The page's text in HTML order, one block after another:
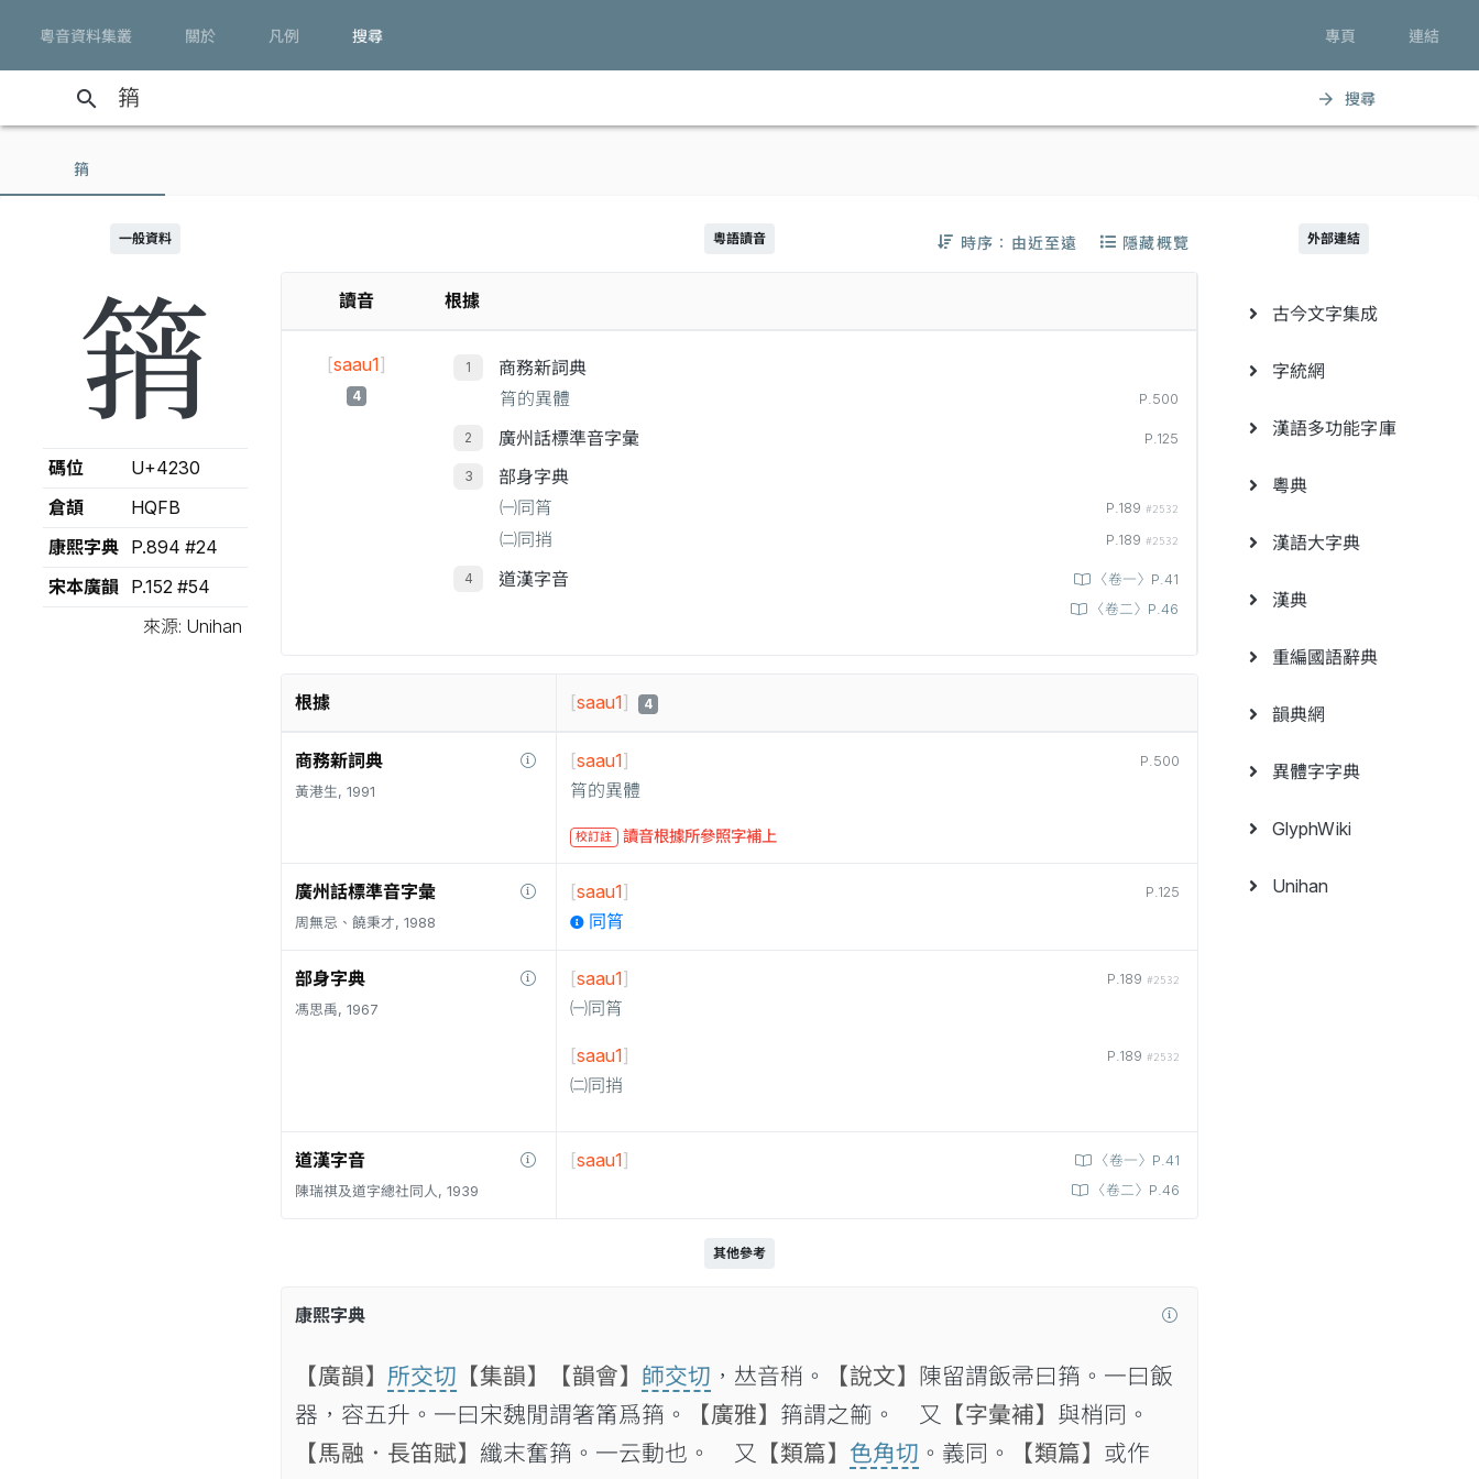
粵音資料集叢 關於 凡例 搜尋 專頁 連結
search arrow_forward 搜尋
䈰
一般資料
䈰
碼位
U+4230
倉頡
HQFB
康熙字典
P.894 #24
宋本廣韻
P.152 #54
來源: Unihan
粵語讀音 時序：由近至遠 隱藏概覽
讀音 根據
[saau1]
4
商務新詞典
筲的異體
P.500
廣州話標準音字彙 P.125
部身字典
㈠同筲
P.189 #2532
㈡同捎 P.189 #2532
道漢字音
〈卷一〉P.41
〈卷二〉P.46
根據 [saau1] 4
商務新詞典
黃港生, 1991
P.500
[saau1]
筲的異體
校訂註 讀音根據所參照字補上
廣州話標準音字彙
周無忌、饒秉才, 1988
P.125
[saau1]
同筲
部身字典
馮思禹, 1967
P.189 #2532
[saau1]
㈠同筲
P.189 #2532
[saau1]
㈡同捎
道漢字音
陳瑞祺及道字總社同人, 1939
〈卷一〉P.41
〈卷二〉P.46
[saau1]
其他參考
康熙字典
【廣韻】 所交切 【集韻】 【韻會】 師交切 ，𠀤音稍。 【說文】 陳留謂飯帚曰䈰。一曰飯
器，容五升。一曰宋魏閒謂箸筩爲䈰。
【廣雅】 䈰謂之䈀。 又 【字彙補】 與梢同。
【馬融．長笛賦】 纖末奮䈰。一云動也。 又 【類篇】 色角切 。義同。 【類篇】 或作
外部連結
古今文字集成
字統網
漢語多功能字庫
粵典
漢語大字典
漢典
重編國語辭典
韻典網
異體字字典
GlyphWiki
Unihan